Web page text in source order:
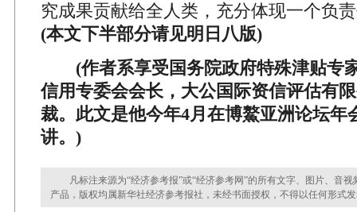
究成果贡献给全人类，充分体现一个负
(本文下半部分请见明日八版)
(作者系享受国务院政府特殊津贴专
信用专委会会长，大公国际资信评估有
裁。此文是他今年4月在博鰲亚洲论坛年
讲。)
凡标注来源为“经济参考报”或“经济参考网”的所有文字、图片、音视
产品，版权均属新华社经济参考报社，未经书面授权，不得以任何形式